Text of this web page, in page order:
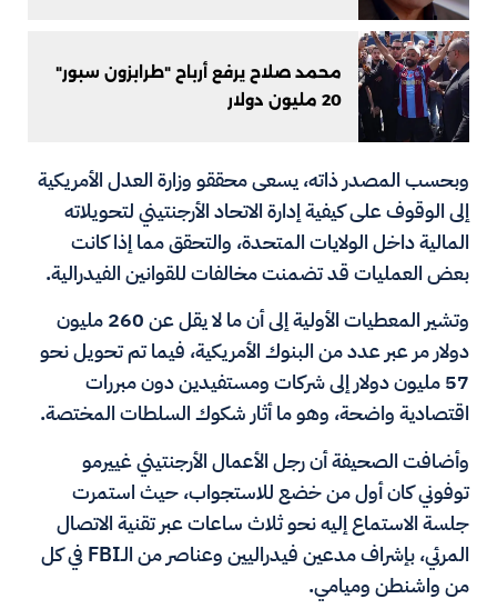
محمد صلاح يرفع أرباح "طرابزون سبور"
20 مليون دولار
وبحسب المصدر ذاته، يسعى محققو وزارة العدل الأمريكية
إلى الوقوف على كيفية إدارة الاتحاد الأرجنتيني لتحويلاته
المالية داخل الولايات المتحدة، والتحقق مما إذا كانت
بعض العمليات قد تضمنت مخالفات للقوانين الفيدرالية.
وتشير المعطيات الأولية إلى أن ما لا يقل عن 260 مليون
دولار مر عبر عدد من البنوك الأمريكية، فيما تم تحويل نحو
57 مليون دولار إلى شركات ومستفيدين دون مبررات
اقتصادية واضحة، وهو ما أثار شكوك السلطات المختصة.
وأضافت الصحيفة أن رجل الأعمال الأرجنتيني غييرمو
توفوني كان أول من خضع للاستجواب، حيث استمرت
جلسة الاستماع إليه نحو ثلاث ساعات عبر تقنية الاتصال
المرئي، بإشراف مدعين فيدراليين وعناصر من الـFBI في كل
من واشنطن وميامي.